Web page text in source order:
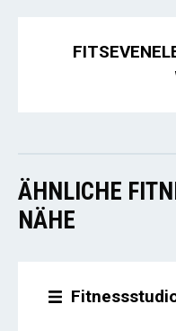
ÄHNLICHE
NÄHE